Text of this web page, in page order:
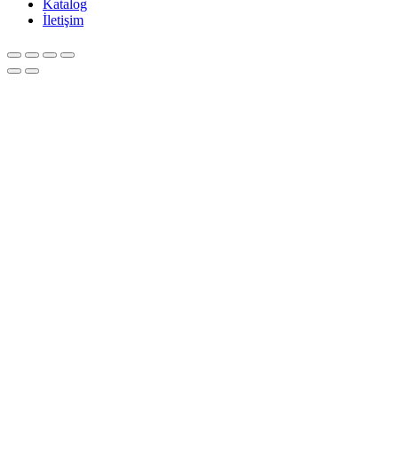
Katalog
İletişim